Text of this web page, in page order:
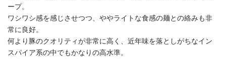
ープ。
ワシワシ感を感じさせつつ、ややライトな食感の麺との絡みも非
常に良好。
何より豚のクオリティが非常に高く、近年味を落としがちなイン
スパイア系の中でもかなりの高水準。